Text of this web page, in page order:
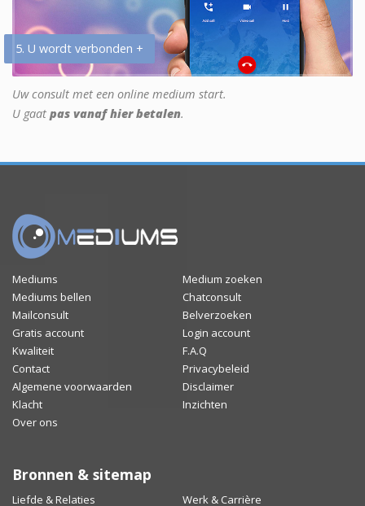
5. U wordt verbonden +
Uw consult met een online medium start.
U gaat pas vanaf hier betalen.
Mediums
Medium zoeken
Mediums bellen
Chatconsult
Mailconsult
Belverzoeken
Gratis account
Login account
Kwaliteit
F.A.Q
Contact
Privacybeleid
Algemene voorwaarden
Disclaimer
Klacht
Inzichten
Over ons
Bronnen & sitemap
Liefde & Relaties Werk & Carrière